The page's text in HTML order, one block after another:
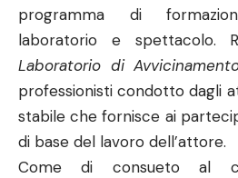
programma di
laboratorio e spettacolo.
Laboratorio di
professionisti condotto dagli
stabile che fornisce ai
di base del lavoro dell’attore.
Come di consueto al